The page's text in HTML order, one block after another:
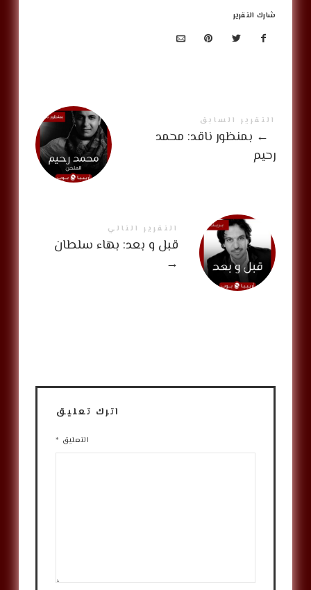
شارك التقرير
التقرير السابق
← بمنظور ناقد: محمد
رحيم
التقرير التالي
قبل و بعد: بهاء سلطان
→
اترك تعليق
التعليق *